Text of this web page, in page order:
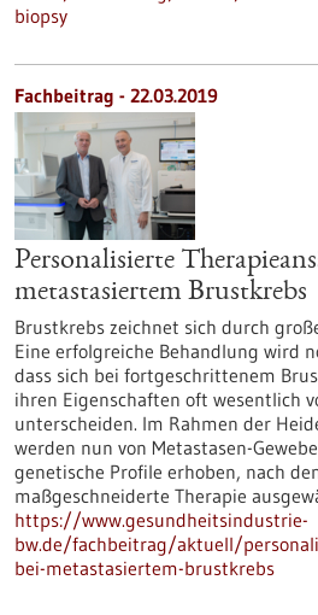
biopsy
Fachbeitrag - 22.03.2019
Personalisierte
metastasiertem Brustkrebs
Brustkrebs zeichnet sich durch
Eine erfolgreiche Behandlung wird
dass sich bei fortgeschrittenem
ihren Eigenschaften oft wesentlich
unterscheiden. Im Rahmen der
werden nun von Metastasen-
genetische Profile erhoben, nach
maßgeschneiderte Therapie
https://www.gesundheitsindustrie-
bw.de/fachbeitrag/aktuell/
bei-metastasiertem-brustkrebs